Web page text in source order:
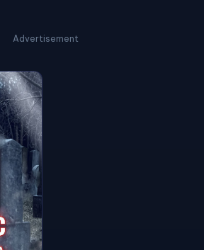
Advertisement